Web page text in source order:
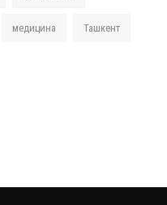
медицина Ташкент